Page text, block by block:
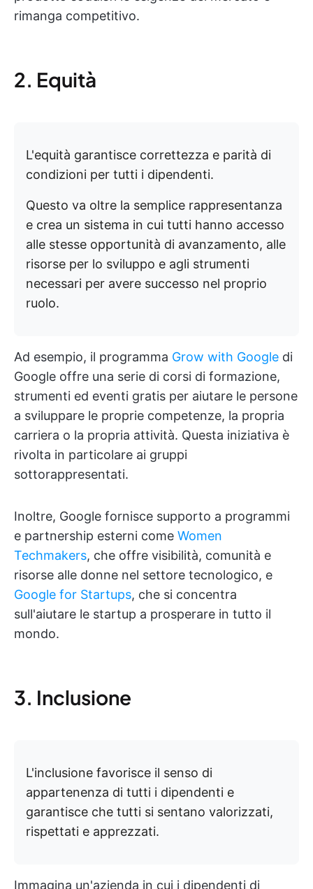
rimanga competitivo.
2. Equità
L'equità garantisce correttezza e parità di
condizioni per tutti i dipendenti.
Questo va oltre la semplice rappresentanza
e crea un sistema in cui tutti hanno accesso
alle stesse opportunità di avanzamento, alle
risorse per lo sviluppo e agli strumenti
necessari per avere successo nel proprio
ruolo.
Ad esempio, il programma Grow with Google di
Google offre una serie di corsi di formazione,
strumenti ed eventi gratis per aiutare le persone
a sviluppare le proprie competenze, la propria
carriera o la propria attività. Questa iniziativa è
rivolta in particolare ai gruppi
sottorappresentati.
Inoltre, Google fornisce supporto a programmi
e partnership esterni come Women
Techmakers, che offre visibilità, comunità e
risorse alle donne nel settore tecnologico, e
Google for Startups, che si concentra
sull'aiutare le startup a prosperare in tutto il
mondo.
3. Inclusione
L'inclusione favorisce il senso di
appartenenza di tutti i dipendenti e
garantisce che tutti si sentano valorizzati,
rispettati e apprezzati.
Immagina un'azienda in cui i dipendenti di